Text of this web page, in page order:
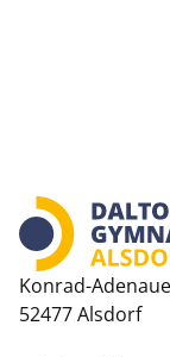
Konrad-
52477 Alsdorf